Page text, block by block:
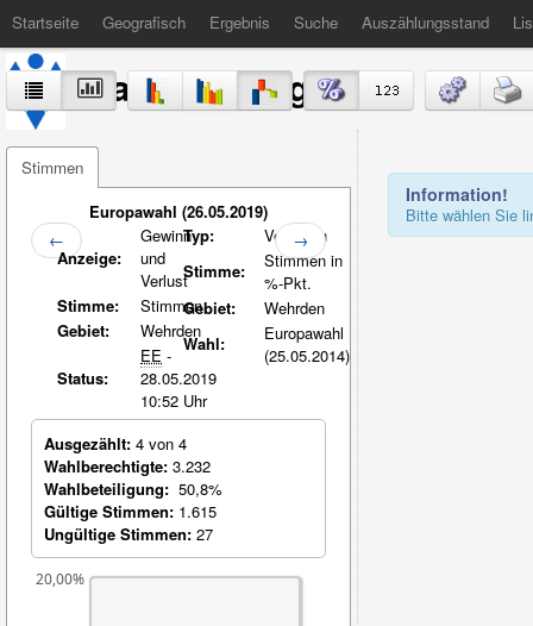
Startseite Geografisch Ergebnis Suche Auszählungsstand
Stadt Völklingen
Stimmen
Europawahl (26.05.2019)
←
Anzeige:
Gewinn
und
Verlust
Stimme:
Stimmen
Gebiet:
Wehrden
Status:
EE -
28.05.2019
10:52 Uhr
Typ:
Vergleich
Stimme:
Stimmen in
%-Pkt.
Gebiet:
Wehrden
Wahl:
Europawahl
(25.05.2014)
→
Ausgezählt: 4 von 4
Wahlberechtigte: 3.232
Wahlbeteiligung: 50,8%
Gültige Stimmen: 1.615
Ungültige Stimmen: 27
20,00%
Information!
Bitte wählen Sie